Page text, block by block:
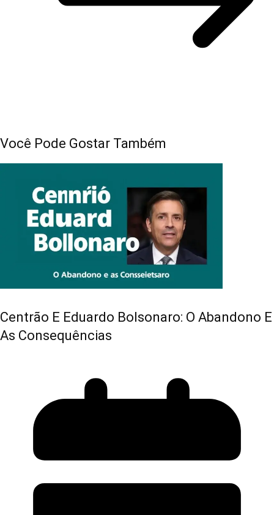
Você Pode Gostar Também
Centrão E Eduardo Bolsonaro: O Abandono E
As Consequências